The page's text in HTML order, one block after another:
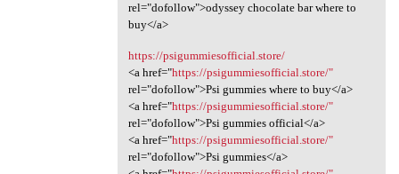
rel="dofollow">odyssey chocolate bar where to
buy</a>
https://psigummiesofficial.store/
<a href="https://psigummiesofficial.store/"
rel="dofollow">Psi gummies where to buy</a>
<a href="https://psigummiesofficial.store/"
rel="dofollow">Psi gummies official</a>
<a href="https://psigummiesofficial.store/"
rel="dofollow">Psi gummies</a>